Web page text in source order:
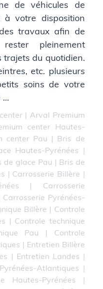
de véhicules de
à votre disposition
travaux afin de
pleinement
trajets du quotidien.
etc. plusieurs
soins de votre
…
|Arval Premium
center Hautes-
center Pau | Bris de
Hautes-Pyrénées |
de glace Pau | Bris de
| Carrosserie Billère |
| Carrosserie
Carrosserie Pyrénées-
Billère | Controle
| Controle technique
Pau | Controle
| Entretien Billère
| Entretien Landes |
Atlantiques |
Hautes-Pyrénées |